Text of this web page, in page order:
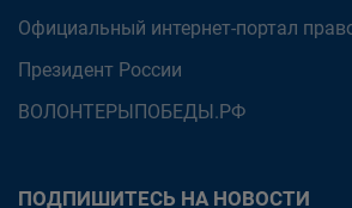
Официальный интернет-портал
Президент России
ВОЛОНТЕРЫПОБЕДЫ.РФ
ПОДПИШИТЕСЬ НА НОВОСТИ